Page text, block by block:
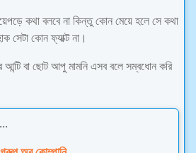
কথা বলবে না কিন্তু কোন মেয়ে হলে সে কথা
সেটা কোন ফ্যাক্ট না।
বা ছোট আপু মামনি এসব বলে সম্বধোন করি